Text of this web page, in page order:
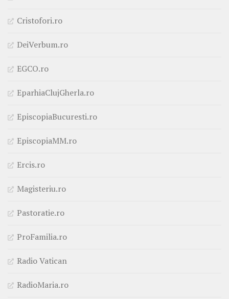
Cristofori.ro
DeiVerbum.ro
EGCO.ro
EparhiaClujGherla.ro
EpiscopiaBucuresti.ro
EpiscopiaMM.ro
Ercis.ro
Magisteriu.ro
Pastoratie.ro
ProFamilia.ro
Radio Vatican
RadioMaria.ro